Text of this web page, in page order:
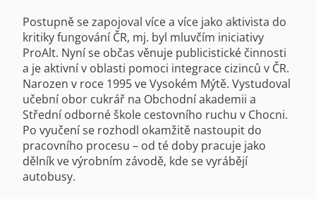
Postupně se zapojoval více a více jako aktivista do
kritiky fungování ČR, mj. byl mluvčím iniciativy
ProAlt. Nyní se občas věnuje publicistické činnosti
a je aktivní v oblasti pomoci integrace cizinců v ČR.
Narozen v roce 1995 ve Vysokém Mýtě. Vystudoval
učební obor cukrář na Obchodní akademii a
Střední odborné škole cestovního ruchu v Chocni.
Po vyučení se rozhodl okamžitě nastoupit do
pracovního procesu – od té doby pracuje jako
dělník ve výrobním závodě, kde se vyrábějí
autobusy.